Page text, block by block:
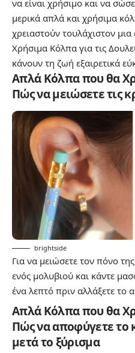
να είναι χρήσιμο και να
μερικά απλά και χρήσιμα
χρειαστούν τουλάχιστον
Χρήσιμα Κόλπα για τις
κάνουν τη ζωή εξαιρετικά
Απλά Κόλπα που θα
Πώς να μειώσετε τις
brightside
Για να μειώσετε τον πόνο
ενός μολυβιού και κάντε
ένα λεπτό πριν αλλάξετε το
Απλά Κόλπα που θα
Πώς να αποφύγετε το
μετά το ξύρισμα